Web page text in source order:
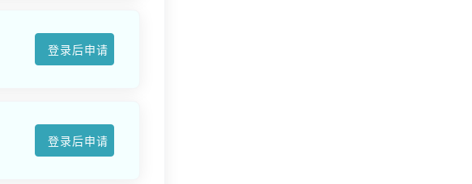
登录后申请
登录后申请